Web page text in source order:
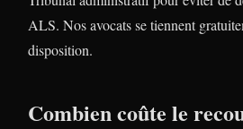
ALS. Nos avocats se tiennent
disposition.
Combien coûte le